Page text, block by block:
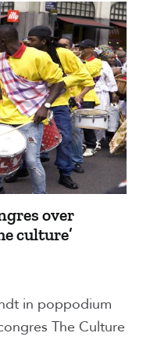
over
culture’
in poppodium
The Culture